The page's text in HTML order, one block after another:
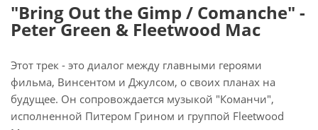
"Bring Out the Gimp / Comanche" -
Peter Green & Fleetwood Mac
Этот трек - это диалог между главными героями
фильма, Винсентом и Джулсом, о своих планах на
будущее. Он сопровождается музыкой "Команчи",
исполненной Питером Грином и группой Fleetwood